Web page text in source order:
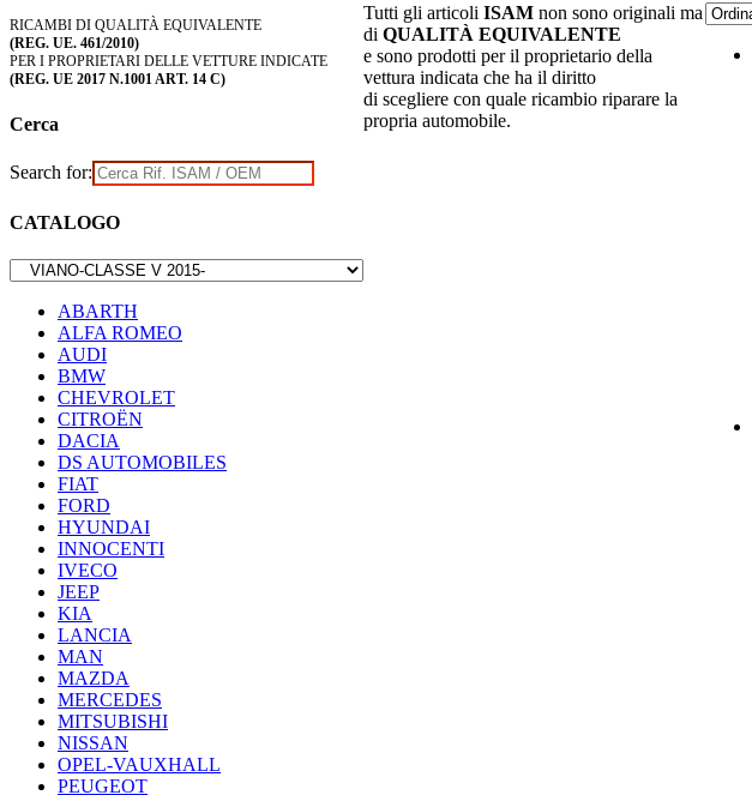
RICAMBI DI QUALITÀ EQUIVALENTE
(REG. UE. 461/2010)
PER I PROPRIETARI DELLE VETTURE INDICATE
(REG. UE 2017 N.1001 ART. 14 C)
Cerca
Search for:
CATALOGO
ABARTH
ALFA ROMEO
AUDI
BMW
CHEVROLET
CITROËN
DACIA
DS AUTOMOBILES
FIAT
FORD
HYUNDAI
INNOCENTI
IVECO
JEEP
KIA
LANCIA
MAN
MAZDA
MERCEDES
MITSUBISHI
NISSAN
OPEL-VAUXHALL
PEUGEOT
Tutti gli articoli ISAM non sono originali ma
di QUALITÀ EQUIVALENTE
e sono prodotti per il proprietario della
vettura indicata che ha il diritto
di scegliere con quale ricambio riparare la
propria automobile.